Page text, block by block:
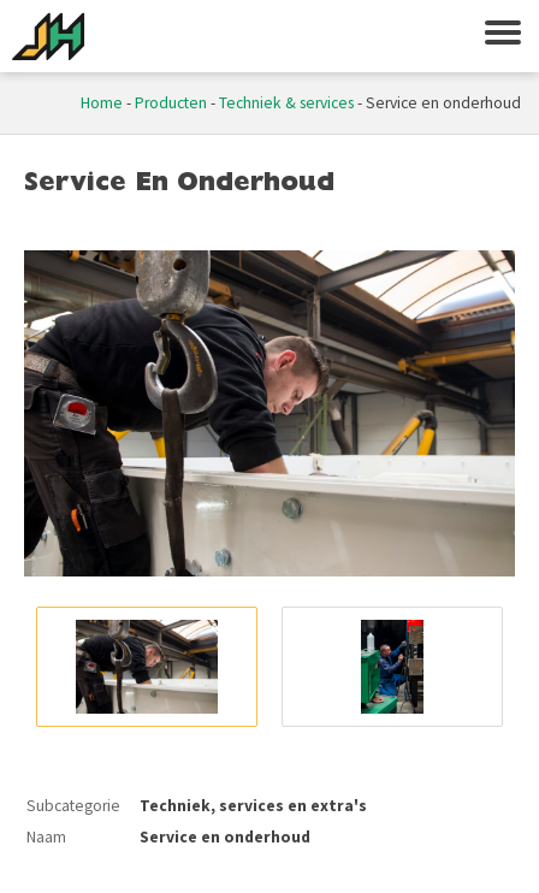
Home -Producten -Techniek & services-Service en onderhoud
Service En Onderhoud
Subcategorie
Techniek, services en extra's
Naam
Service en onderhoud